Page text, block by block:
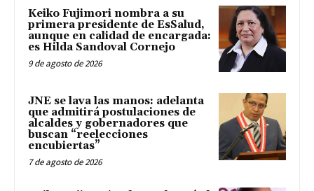
Keiko Fujimori nombra a su
primera presidente de EsSalud,
aunque en calidad de encargada:
es Hilda Sandoval Cornejo
9 de agosto de 2026
JNE se lava las manos: adelanta
que admitirá postulaciones de
alcaldes y gobernadores que
buscan “reelecciones
encubiertas”
7 de agosto de 2026